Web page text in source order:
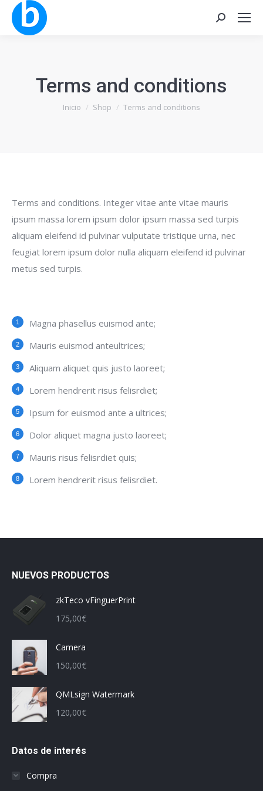
Buscar:
Terms and conditions
Estás aquí:
Inicio Shop Terms and conditions
Terms and conditions. Integer vitae ante vitae mauris
ipsum massa lorem ipsum dolor ipsum massa sed turpis
aliquam eleifend id pulvinar vulputate tristique urna, nec
feugiat lorem ipsum dolor nulla aliquam eleifend id pulvinar
metus sed turpis.
Magna phasellus euismod ante;
Mauris euismod anteultrices;
Aliquam aliquet quis justo laoreet;
Lorem hendrerit risus felisrdiet;
Ipsum for euismod ante a ultrices;
Dolor aliquet magna justo laoreet;
Mauris risus felisrdiet quis;
Lorem hendrerit risus felisrdiet.
NUEVOS PRODUCTOS
zkTeco vFinguerPrint
175,00€
Camera
150,00€
QMLsign Watermark
120,00€
Datos de interés
Compra